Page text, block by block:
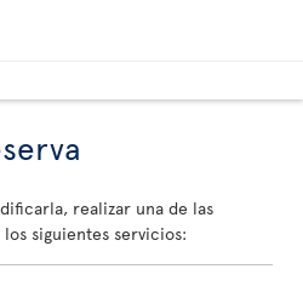
realizar una de las
siguientes servicios: